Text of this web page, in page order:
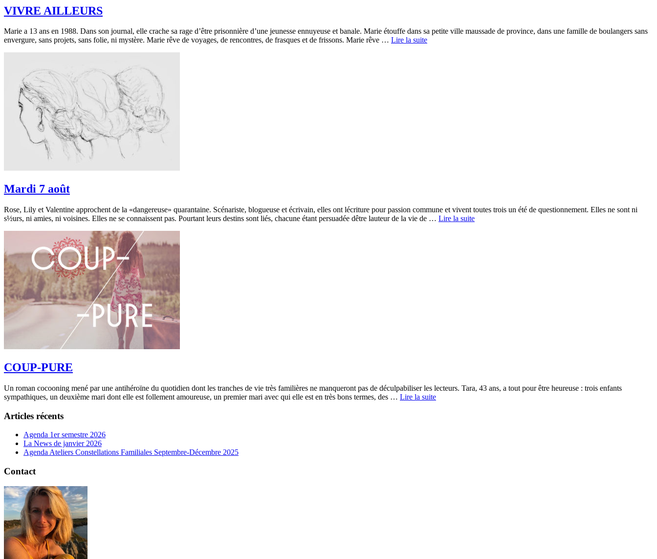
VIVRE AILLEURS
Marie a 13 ans en 1988. Dans son journal, elle crache sa rage d’être prisonnière d’une jeunesse ennuyeuse et banale. Marie étouffe dans sa petite ville maussade de province, dans une famille de boulangers sans
envergure, sans projets, sans folie, ni mystère. Marie rêve de voyages, de rencontres, de frasques et de frissons. Marie rêve … Lire la suiteVIVRE
Mardi 7 août
Rose, Lily et Valentine approchent de la «dangereuse» quarantaine. Scénariste, blogueuse et écrivain, elles ont lécriture pour passion commune et vivent toutes trois un été de questionnement. Elles ne sont ni
s½urs, ni amies, ni voisines. Elles ne se connaissent pas. Pourtant leurs destins sont liés, chacune étant persuadée dêtre lauteur de la vie de … Lire la suiteMardi
COUP-PURE
Un roman cocooning mené par une antihéroïne du quotidien dont les tranches de vie très familières ne manqueront pas de déculpabiliser les lecteurs. Tara, 43 ans, a tout pour être heureuse : trois enfants
sympathiques, un deuxième mari dont elle est follement amoureuse, un premier mari avec qui elle est en très bons termes, des … Lire la suiteCOUP-
Articles récents
Agenda 1er semestre 2026
La News de janvier 2026
Agenda Ateliers Constellations Familiales Septembre-Décembre 2025
Contact